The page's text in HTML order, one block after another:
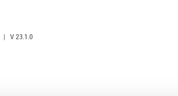
| V 23.1.0